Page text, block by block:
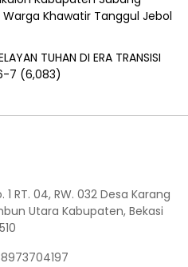
Khawatir Tanggul Jebol
TUHAN DI ERA TRANSISI
7 (6,083)
RT. 04, RW. 032 Desa Karang
Utara Kabupaten, Bekasi